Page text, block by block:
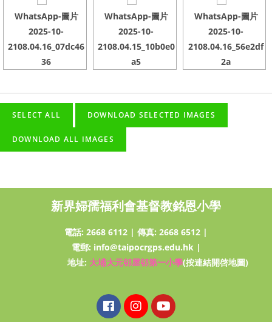
WhatsApp-圖片
2025-10-
2108.04.16_07dc46
36
WhatsApp-圖片
2025-10-
2108.04.15_10b0e0
a5
WhatsApp-圖片
2025-10-
2108.04.16_56e2df
2a
新界婦孺福利會基督教銘恩小學
電話: 2668 6112 | 傳真: 2668 6512 |
電郵: info@taipocrgps.edu.hk |
地址: 大埔大元邨屋邨第一小學(按連結開啓地圖)